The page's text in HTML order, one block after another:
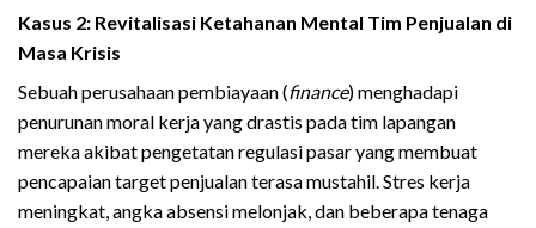
Kasus 2: Revitalisasi Ketahanan Mental Tim Penjualan di
Masa Krisis
Sebuah perusahaan pembiayaan (finance) menghadapi
penurunan moral kerja yang drastis pada tim lapangan
mereka akibat pengetatan regulasi pasar yang membuat
pencapaian target penjualan terasa mustahil. Stres kerja
meningkat, angka absensi melonjak, dan beberapa tenaga